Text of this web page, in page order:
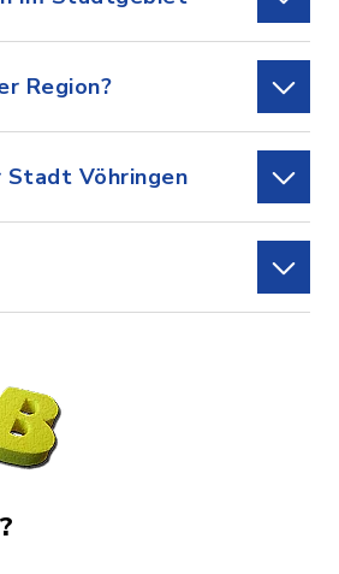
Region?
Stadt Vöhringen